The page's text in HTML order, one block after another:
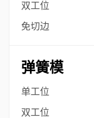
双工位
免切边
弹簧模
单工位
双工位